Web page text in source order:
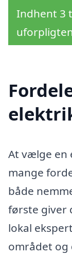
Indhent 3
At vælge en
mange
både
første giver
lokal
området og